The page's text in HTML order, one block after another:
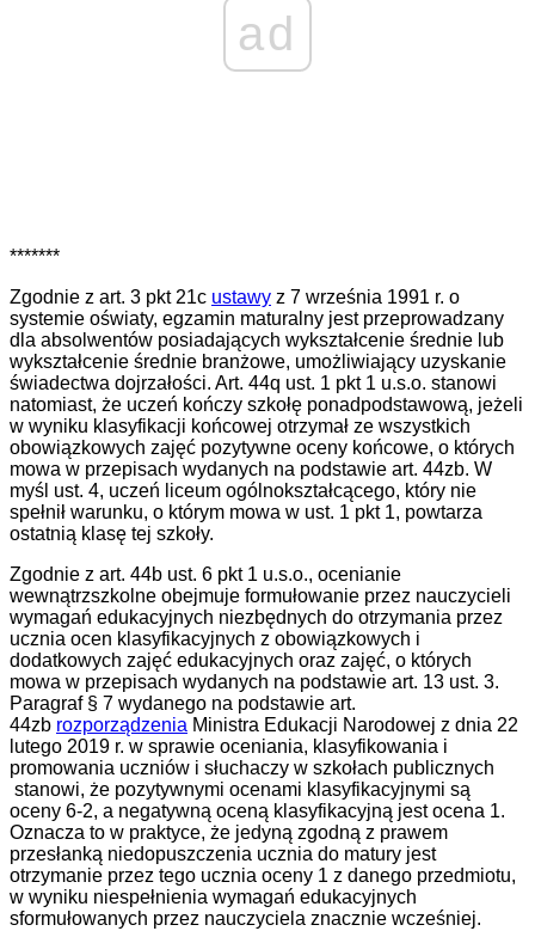
ad
*******
Zgodnie z art. 3 pkt 21c ustawy z 7 września 1991 r. o
systemie oświaty, egzamin maturalny jest przeprowadzany
dla absolwentów posiadających wykształcenie średnie lub
wykształcenie średnie branżowe, umożliwiający uzyskanie
świadectwa dojrzałości. Art. 44q ust. 1 pkt 1 u.s.o. stanowi
natomiast, że uczeń kończy szkołę ponadpodstawową, jeżeli
w wyniku klasyfikacji końcowej otrzymał ze wszystkich
obowiązkowych zajęć pozytywne oceny końcowe, o których
mowa w przepisach wydanych na podstawie art. 44zb. W
myśl ust. 4, uczeń liceum ogólnokształcącego, który nie
spełnił warunku, o którym mowa w ust. 1 pkt 1, powtarza
ostatnią klasę tej szkoły.
Zgodnie z art. 44b ust. 6 pkt 1 u.s.o., ocenianie
wewnątrzszkolne obejmuje formułowanie przez nauczycieli
wymagań edukacyjnych niezbędnych do otrzymania przez
ucznia ocen klasyfikacyjnych z obowiązkowych i
dodatkowych zajęć edukacyjnych oraz zajęć, o których
mowa w przepisach wydanych na podstawie art. 13 ust. 3.
Paragraf § 7 wydanego na podstawie art.
44zb rozporządzenia Ministra Edukacji Narodowej z dnia 22
lutego 2019 r. w sprawie oceniania, klasyfikowania i
promowania uczniów i słuchaczy w szkołach publicznych
stanowi, że pozytywnymi ocenami klasyfikacyjnymi są
oceny 6-2, a negatywną oceną klasyfikacyjną jest ocena 1.
Oznacza to w praktyce, że jedyną zgodną z prawem
przesłanką niedopuszczenia ucznia do matury jest
otrzymanie przez tego ucznia oceny 1 z danego przedmiotu,
w wyniku niespełnienia wymagań edukacyjnych
sformułowanych przez nauczyciela znacznie wcześniej.